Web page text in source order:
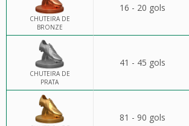
CHUTEIRA DE
BRONZE
16 - 20 gols
CHUTEIRA DE
PRATA
41 - 45 gols
81 - 90 gols